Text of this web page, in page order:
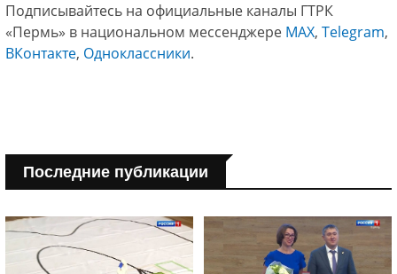
Подписывайтесь на официальные каналы ГТРК
«Пермь» в национальном мессенджере МАХ, Telegram,
ВКонтакте, Одноклассники.
Последние публикации